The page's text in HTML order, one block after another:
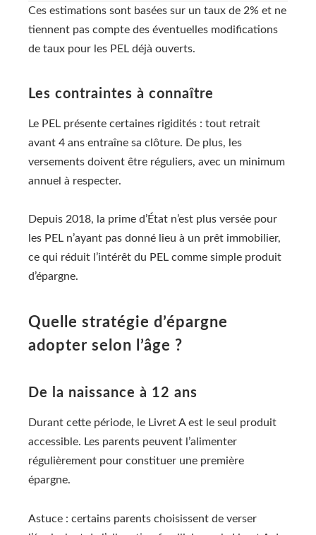
Ces estimations sont basées sur un taux de 2% et ne
tiennent pas compte des éventuelles modifications
de taux pour les PEL déjà ouverts.
Les contraintes à connaître
Le PEL présente certaines rigidités : tout retrait
avant 4 ans entraîne sa clôture. De plus, les
versements doivent être réguliers, avec un minimum
annuel à respecter.
Depuis 2018, la prime d’État n’est plus versée pour
les PEL n’ayant pas donné lieu à un prêt immobilier,
ce qui réduit l’intérêt du PEL comme simple produit
d’épargne.
Quelle stratégie d’épargne
adopter selon l’âge ?
De la naissance à 12 ans
Durant cette période, le Livret A est le seul produit
accessible. Les parents peuvent l’alimenter
régulièrement pour constituer une première
épargne.
Astuce : certains parents choisissent de verser